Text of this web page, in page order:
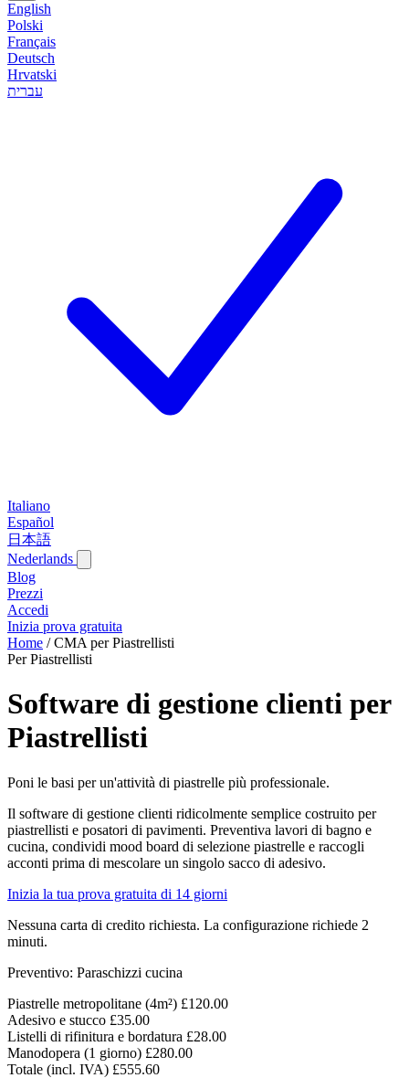
English
Polski
Français
Deutsch
Hrvatski
עברית
Italiano
Español
日本語
Nederlands
Blog‎
Prezzi
Accedi
Inizia prova gratuita
Home / CMA per Piastrellisti
Per Piastrellisti
Software di gestione clienti per
Piastrellisti
Poni le basi per un'attività di piastrelle più professionale.
Il software di gestione clienti ridicolmente semplice costruito per
piastrellisti e posatori di pavimenti. Preventiva lavori di bagno e
cucina, condividi mood board di selezione piastrelle e raccogli
acconti prima di mescolare un singolo sacco di adesivo.
Inizia la tua prova gratuita di 14 giorni
Nessuna carta di credito richiesta. La configurazione richiede 2
minuti.
Preventivo: Paraschizzi cucina
Piastrelle metropolitane (4m²) £120.00
Adesivo e stucco £35.00
Listelli di rifinitura e bordatura £28.00
Manodopera (1 giorno) £280.00
Totale (incl. IVA) £555.60